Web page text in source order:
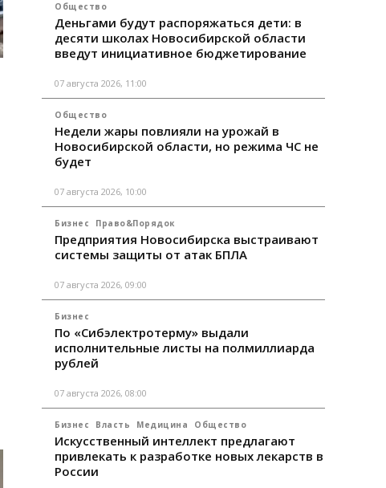
Общество
Деньгами будут распоряжаться дети: в
десяти школах Новосибирской области
введут инициативное бюджетирование
07 августа 2026, 11:00
Общество
Недели жары повлияли на урожай в
Новосибирской области, но режима ЧС не
будет
07 августа 2026, 10:00
Бизнес Право&Порядок
Предприятия Новосибирска выстраивают
системы защиты от атак БПЛА
07 августа 2026, 09:00
Бизнес
По «Сибэлектротерму» выдали
исполнительные листы на полмиллиарда
рублей
07 августа 2026, 08:00
Бизнес Власть Медицина Общество
Искусственный интеллект предлагают
привлекать к разработке новых лекарств в
России